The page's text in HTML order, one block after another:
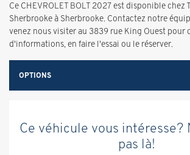
Ce CHEVROLET BOLT 2027 est disponible chez
Sherbrooke à Sherbrooke. Contactez notre
venez nous visiter au 3839 rue King Ouest pour
d'informations, en faire l'essai ou le réserver.
OPTIONS
Ce véhicule vous intéresse?
pas là!